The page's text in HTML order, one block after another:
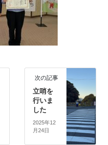
次の記事
立哨を
行いま
した
2025年12
月24日